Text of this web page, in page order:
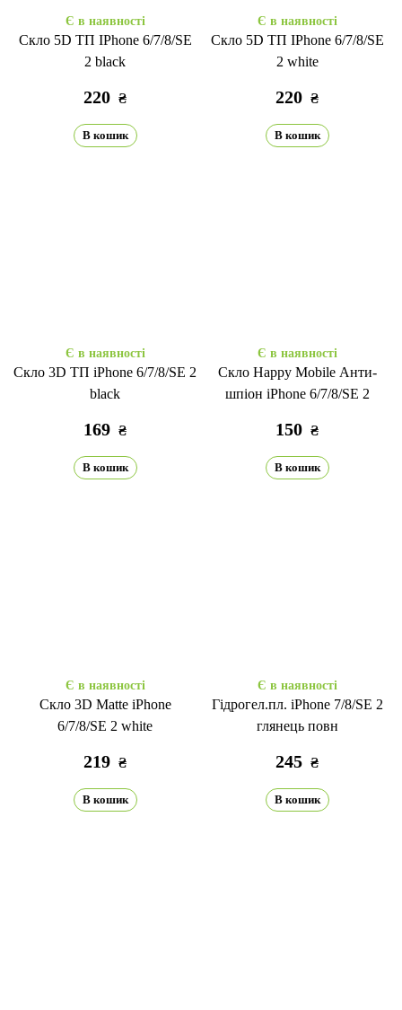
Є в наявності
Скло 5D ТП IPhone 6/7/8/SE
2 black
220 ₴
В кошик
Є в наявності
Скло 5D ТП IPhone 6/7/8/SE
2 white
220 ₴
В кошик
Є в наявності
Скло 3D ТП iPhone 6/7/8/SE 2
black
169 ₴
В кошик
Є в наявності
Скло Happy Mobile Анти-
шпіон iPhone 6/7/8/SE 2
150 ₴
В кошик
Є в наявності
Скло 3D Matte iPhone
6/7/8/SE 2 white
219 ₴
В кошик
Є в наявності
Гідрогел.пл. iPhone 7/8/SE 2
глянець повн
245 ₴
В кошик